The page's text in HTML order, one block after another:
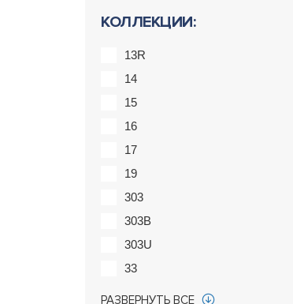
КОЛЛЕКЦИИ:
13R
14
15
16
17
19
303
303B
303U
33
РАЗВЕРНУТЬ ВСЕ